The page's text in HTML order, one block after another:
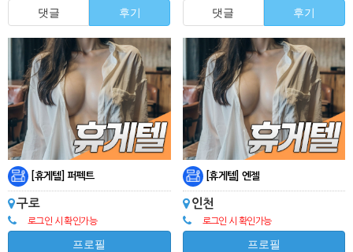
댓글 후기 댓글 후기
[휴게텔] 퍼펙트
구로
로그인 시 확인가능
프로필
[휴게텔] 엔젤
인천
로그인 시 확인가능
프로필